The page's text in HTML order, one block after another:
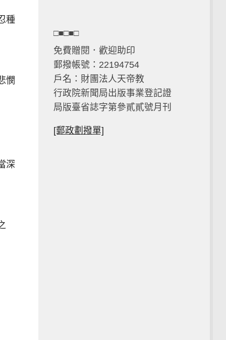
種
憫
深
□■□■□
免費贈閱．歡迎助印
郵撥帳號：22194754
戶名：財團法人天帝教
行政院新聞局出版事業登記證
局版臺省誌字第參貳貳號月刊
[郵政劃撥單]